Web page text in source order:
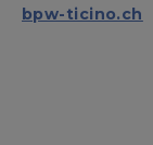
bpw-ticino.ch